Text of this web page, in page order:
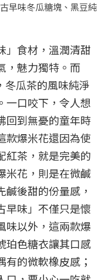
早味冬瓜糖塊、黑豆純
」食材，溫潤清甜
，魅力獨特。而
冬瓜茶的風味純淨
一口咬下，令人想
回到無憂的童年時
款爆米花還因為使
紅茶，就是完美的
米花，則是在微鹹
後甜的份量感，
早味」不僅只是懷
味以外，這兩款爆
珀色糖衣讓其口感
的微軟橡皮感；